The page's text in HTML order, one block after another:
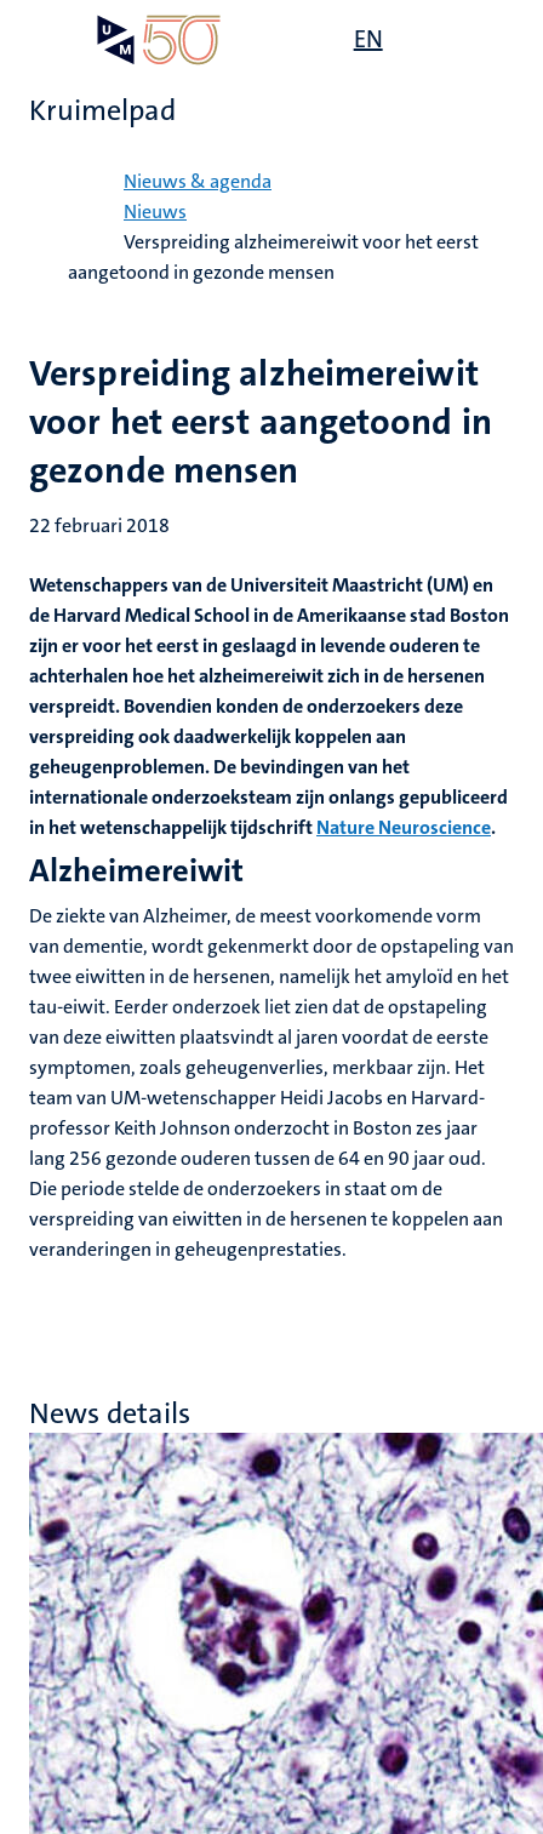
EN
Kruimelpad
Nieuws & agenda
Nieuws
Verspreiding alzheimereiwit voor het eerst
aangetoond in gezonde mensen
Verspreiding alzheimereiwit
voor het eerst aangetoond in
gezonde mensen
22 februari 2018
Wetenschappers van de Universiteit Maastricht (UM) en
de Harvard Medical School in de Amerikaanse stad Boston
zijn er voor het eerst in geslaagd in levende ouderen te
achterhalen hoe het alzheimereiwit zich in de hersenen
verspreidt. Bovendien konden de onderzoekers deze
verspreiding ook daadwerkelijk koppelen aan
geheugenproblemen. De bevindingen van het
internationale onderzoeksteam zijn onlangs gepubliceerd
in het wetenschappelijk tijdschriftNature Neuroscience.
Alzheimereiwit
De ziekte van Alzheimer, de meest voorkomende vorm
van dementie, wordt gekenmerkt door de opstapeling van
twee eiwitten in de hersenen, namelijk het amyloïd en het
tau-eiwit. Eerder onderzoek liet zien dat de opstapeling
van deze eiwitten plaatsvindt al jaren voordat de eerste
symptomen, zoals geheugenverlies, merkbaar zijn. Het
team van UM-wetenschapper Heidi Jacobs en Harvard-
professor Keith Johnson onderzocht in Boston zes jaar
lang 256 gezonde ouderen tussen de 64 en 90 jaar oud.
Die periode stelde de onderzoekers in staat om de
verspreiding van eiwitten in de hersenen te koppelen aan
veranderingen in geheugenprestaties.
News details